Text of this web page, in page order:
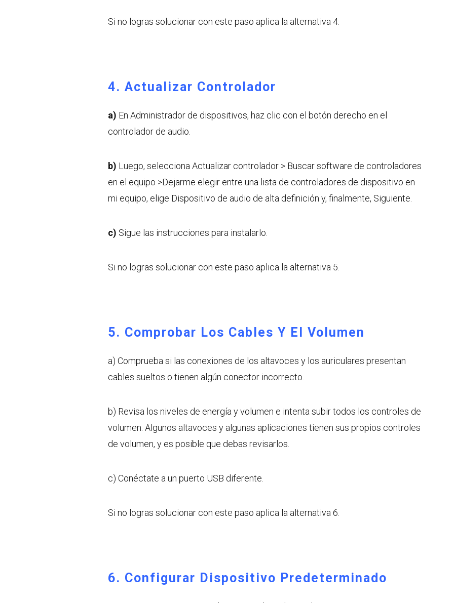
Si no logras solucionar con este paso aplica la alternativa 4.
4. Actualizar Controlador
a) En Administrador de dispositivos, haz clic con el botón derecho en el
controlador de audio.
b) Luego, selecciona Actualizar controlador > Buscar software de controladores
en el equipo >Dejarme elegir entre una lista de controladores de dispositivo en
mi equipo, elige Dispositivo de audio de alta definición y, finalmente, Siguiente.
c) Sigue las instrucciones para instalarlo.
Si no logras solucionar con este paso aplica la alternativa 5.
5. Comprobar Los Cables Y El Volumen
a) Comprueba si las conexiones de los altavoces y los auriculares presentan
cables sueltos o tienen algún conector incorrecto.
b) Revisa los niveles de energía y volumen e intenta subir todos los controles de
volumen. Algunos altavoces y algunas aplicaciones tienen sus propios controles
de volumen, y es posible que debas revisarlos.
c) Conéctate a un puerto USB diferente.
Si no logras solucionar con este paso aplica la alternativa 6.
6. Configurar Dispositivo Predeterminado